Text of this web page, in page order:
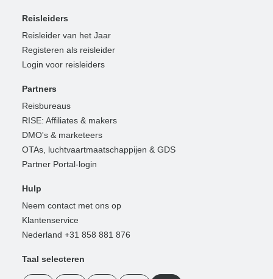
Reisleiders
Reisleider van het Jaar
Registeren als reisleider
Login voor reisleiders
Partners
Reisbureaus
RISE: Affiliates & makers
DMO's & marketeers
OTAs, luchtvaartmaatschappijen & GDS
Partner Portal-login
Hulp
Neem contact met ons op
Klantenservice
Nederland +31 858 881 876
Taal selecteren